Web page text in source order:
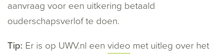
aanvraag voor een uitkering betaald
ouderschapsverlof te doen.
Tip: Er is op UWV.nl een video met uitleg over het